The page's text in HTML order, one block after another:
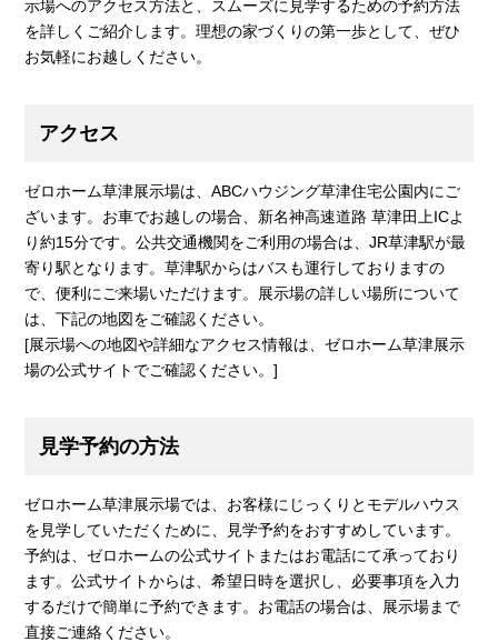
示場へのアクセス方法と、スムーズに見学するための予約方法
を詳しくご紹介します。理想の家づくりの第一歩として、ぜひ
お気軽にお越しください。
アクセス
ゼロホーム草津展示場は、ABCハウジング草津住宅公園内にご
ざいます。お車でお越しの場合、新名神高速道路 草津田上ICよ
り約15分です。公共交通機関をご利用の場合は、JR草津駅が最
寄り駅となります。草津駅からはバスも運行しておりますの
で、便利にご来場いただけます。展示場の詳しい場所について
は、下記の地図をご確認ください。
[展示場への地図や詳細なアクセス情報は、ゼロホーム草津展示
場の公式サイトでご確認ください。]
見学予約の方法
ゼロホーム草津展示場では、お客様にじっくりとモデルハウス
を見学していただくために、見学予約をおすすめしています。
予約は、ゼロホームの公式サイトまたはお電話にて承っており
ます。公式サイトからは、希望日時を選択し、必要事項を入力
するだけで簡単に予約できます。お電話の場合は、展示場まで
直接ご連絡ください。